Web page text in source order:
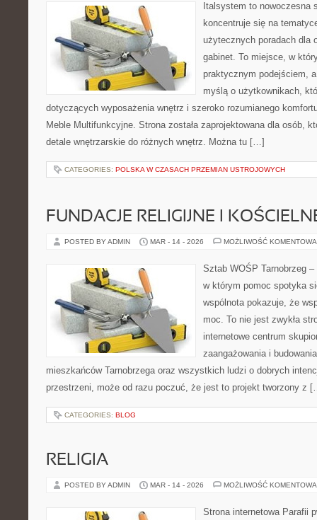
Italsystem to nowoczesna
koncentruje się na
użytecznych poradach dla
gabinet. To miejsce, w
praktycznym podejściem,
myślą o użytkownikach,
dotyczących wyposażenia wnętrz i szeroko rozumianego
Meble Multifunkcyjne. Strona została zaprojektowana dla osób,
detale wnętrzarskie do różnych wnętrz. Można tu […]
CATEGORIES: POLSKA W CZASACH PRZEMIAN USTROJOWYCH
FUNDACJE RELIGIJNE I
POSTED BY ADMIN MAR - 14 - 2026 MOŻLIWOŚĆ
Sztab WOŚP Tarnobrzeg
w którym pomoc spotyka
wspólnota pokazuje, że
moc. To nie jest zwykła
internetowe centrum
zaangażowania i
mieszkańców Tarnobrzega oraz wszystkich ludzi o dobrych
przestrzeni, może od razu poczuć, że jest to projekt tworzony z
CATEGORIES: BLOG
RELIGIA
POSTED BY ADMIN MAR - 14 - 2026 MOŻLIWOŚĆ
Strona internetowa Parafii